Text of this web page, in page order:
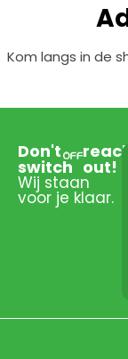
Kom langs in de
Don't
switch
reach
out!
Wij staan
voor je klaar.